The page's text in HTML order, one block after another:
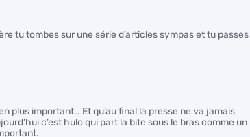
tu tombes sur une série d’articles sympas et tu passes
plus important… Et qu’au final la presse ne va jamais
c’est hulo qui part la bite sous le bras comme un